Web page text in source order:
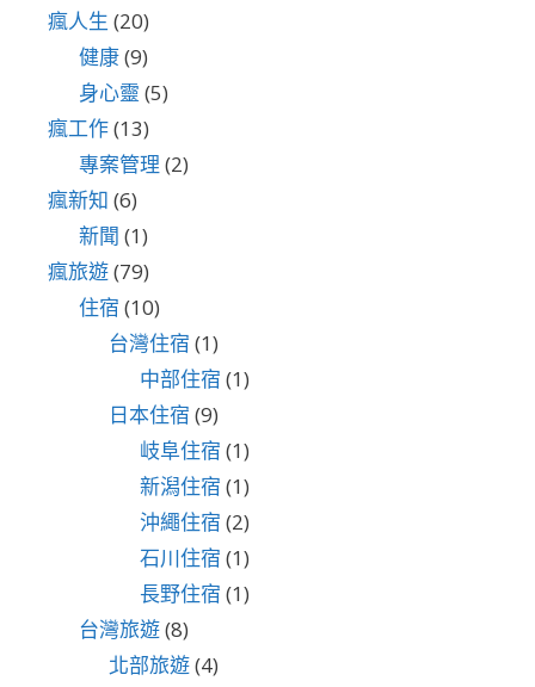
瘋人生 (20)
健康(9)
身心靈 (5)
瘋工作(13)
專案管理 (2)
瘋新知 (6)
新聞 (1)
瘋旅遊(79)
住宿 (10)
台灣住宿 (1)
中部住宿 (1)
日本住宿 (9)
岐阜住宿 (1)
新潟住宿 (1)
沖繩住宿 (2)
石川住宿 (1)
長野住宿 (1)
台灣旅遊(8)
北部旅遊(4)